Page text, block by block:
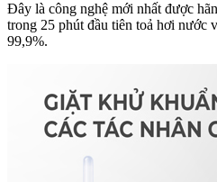
Đây là công nghệ mới nhất được
trong 25 phút đầu tiên toả hơi nước
99,9%.